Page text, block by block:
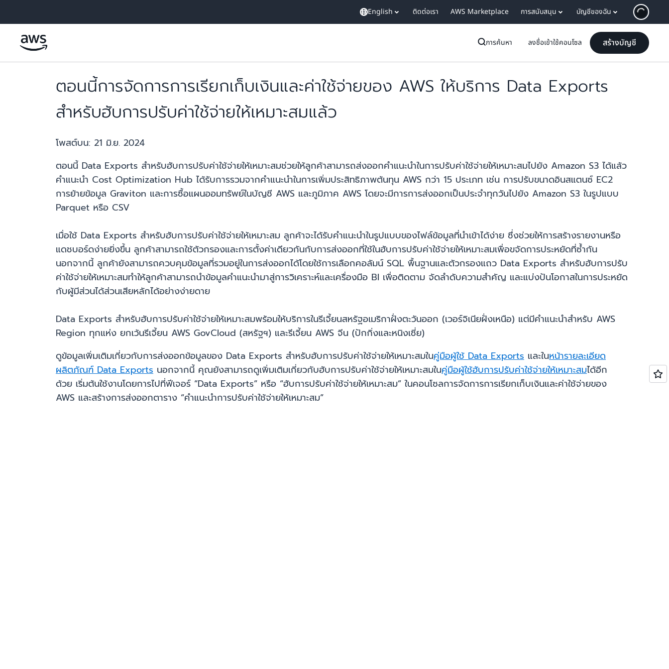
English ติดต่อเรา AWS Marketplace การสนับสนุน บัญชีของฉัน
การค้นหา ลงชื่อเข้าใช้คอนโซล สร้างบัญชี
ตอนนี้การจัดการการเรียกเก็บเงินและค่าใช้จ่ายของ AWS ให้บริการ Data Exports
สำหรับฮับการปรับค่าใช้จ่ายให้เหมาะสมแล้ว
โพสต์บน: 21 มิ.ย. 2024
ตอนนี้ Data Exports สำหรับฮับการปรับค่าใช้จ่ายให้เหมาะสมช่วยให้ลูกค้าสามารถส่งออกคำแนะนำในการปรับค่าใช้จ่ายให้เหมาะสมไปยัง Amazon S3 ได้แล้ว
คำแนะนำ Cost Optimization Hub ได้รับการรวมจากคำแนะนำในการเพิ่มประสิทธิภาพต้นทุน AWS กว่า 15 ประเภท เช่น การปรับขนาดอินสแตนซ์ EC2
การย้ายข้อมูล Graviton และการซื้อแผนออมทรัพย์ในบัญชี AWS และภูมิภาค AWS โดยจะมีการการส่งออกเป็นประจำทุกวันไปยัง Amazon S3 ในรูปแบบ
Parquet หรือ CSV
เมื่อใช้ Data Exports สำหรับฮับการปรับค่าใช้จ่ายให้เหมาะสม ลูกค้าจะได้รับคำแนะนำในรูปแบบของไฟล์ข้อมูลที่นำเข้าได้ง่าย ซึ่งช่วยให้การสร้างรายงานหรือ
แดชบอร์ดง่ายยิ่งขึ้น ลูกค้าสามารถใช้ตัวกรองและการตั้งค่าเดียวกันกับการส่งออกที่ใช้ในฮับการปรับค่าใช้จ่ายให้เหมาะสมเพื่อขจัดการประหยัดที่ซ้ำกัน
นอกจากนี้ ลูกค้ายังสามารถควบคุมข้อมูลที่รวมอยู่ในการส่งออกได้โดยใช้การเลือกคอลัมน์ SQL พื้นฐานและตัวกรองแถว Data Exports สำหรับฮับการปรับ
ค่าใช้จ่ายให้เหมาะสมทำให้ลูกค้าสามารถนำข้อมูลคำแนะนำมาสู่การวิเคราะห์และเครื่องมือ BI เพื่อติดตาม จัดลำดับความสำคัญ และแบ่งปันโอกาสในการประหยัด
กับผู้มีส่วนได้ส่วนเสียหลักได้อย่างง่ายดาย
Data Exports สำหรับฮับการปรับค่าใช้จ่ายให้เหมาะสมพร้อมให้บริการในรีเจี้ยนสหรัฐอเมริกาฝั่งตะวันออก (เวอร์จิเนียฝั่งเหนือ) แต่มีคำแนะนำสำหรับ AWS
Region ทุกแห่ง ยกเว้นรีเจี้ยน AWS GovCloud (สหรัฐฯ) และรีเจี้ยน AWS จีน (ปักกิ่งและหนิงเซี่ย)
ดูข้อมูลเพิ่มเติมเกี่ยวกับการส่งออกข้อมูลของ Data Exports สำหรับฮับการปรับค่าใช้จ่ายให้เหมาะสมในคู่มือผู้ใช้ Data Exports และในหน้ารายละเอียด
ผลิตภัณฑ์ Data Exports นอกจากนี้ คุณยังสามารถดูเพิ่มเติมเกี่ยวกับฮับการปรับค่าใช้จ่ายให้เหมาะสมในคู่มือผู้ใช้ฮับการปรับค่าใช้จ่ายให้เหมาะสมได้อีก
ด้วย เริ่มต้นใช้งานโดยการไปที่ฟีเจอร์ “Data Exports” หรือ “ฮับการปรับค่าใช้จ่ายให้เหมาะสม” ในคอนโซลการจัดการการเรียกเก็บเงินและค่าใช้จ่ายของ
AWS และสร้างการส่งออกตาราง “คำแนะนำการปรับค่าใช้จ่ายให้เหมาะสม”